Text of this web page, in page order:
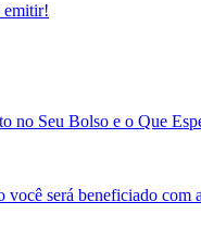
emitir!
no Seu Bolso e o Que
será beneficiado com